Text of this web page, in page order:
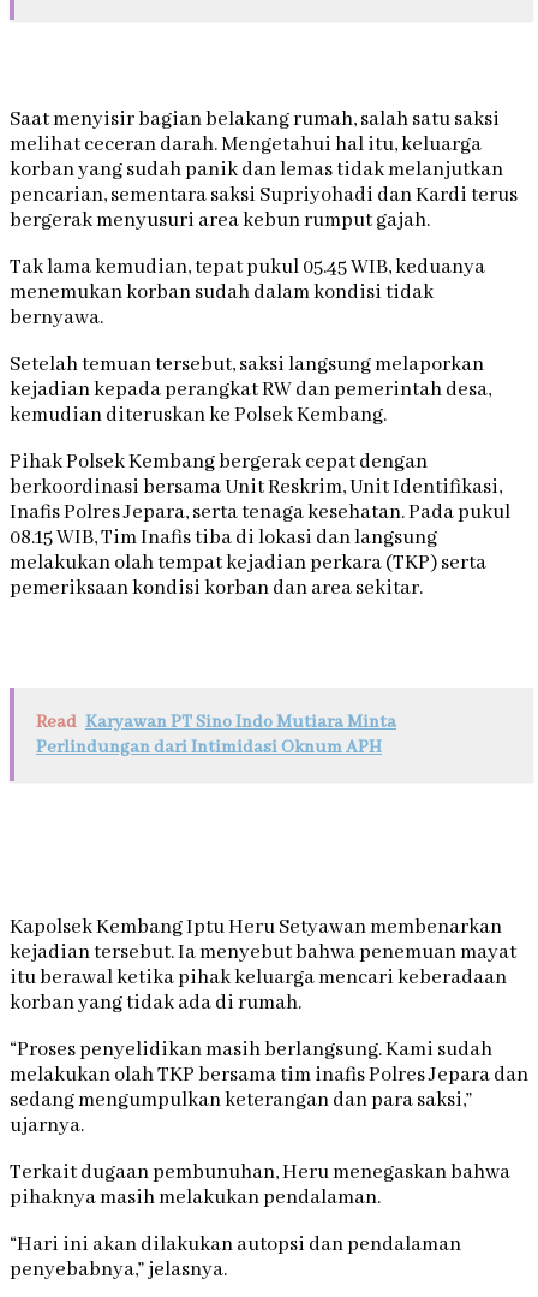
Saat menyisir bagian belakang rumah, salah satu saksi
melihat ceceran darah. Mengetahui hal itu, keluarga
korban yang sudah panik dan lemas tidak melanjutkan
pencarian, sementara saksi Supriyohadi dan Kardi terus
bergerak menyusuri area kebun rumput gajah.
Tak lama kemudian, tepat pukul 05.45 WIB, keduanya
menemukan korban sudah dalam kondisi tidak
bernyawa.
Setelah temuan tersebut, saksi langsung melaporkan
kejadian kepada perangkat RW dan pemerintah desa,
kemudian diteruskan ke Polsek Kembang.
Pihak Polsek Kembang bergerak cepat dengan
berkoordinasi bersama Unit Reskrim, Unit Identifikasi,
Inafis Polres Jepara, serta tenaga kesehatan. Pada pukul
08.15 WIB, Tim Inafis tiba di lokasi dan langsung
melakukan olah tempat kejadian perkara (TKP) serta
pemeriksaan kondisi korban dan area sekitar.
Read Karyawan PT Sino Indo Mutiara Minta
Perlindungan dari Intimidasi Oknum APH
Kapolsek Kembang Iptu Heru Setyawan membenarkan
kejadian tersebut. Ia menyebut bahwa penemuan mayat
itu berawal ketika pihak keluarga mencari keberadaan
korban yang tidak ada di rumah.
“Proses penyelidikan masih berlangsung. Kami sudah
melakukan olah TKP bersama tim inafis Polres Jepara dan
sedang mengumpulkan keterangan dan para saksi,”
ujarnya.
Terkait dugaan pembunuhan, Heru menegaskan bahwa
pihaknya masih melakukan pendalaman.
“Hari ini akan dilakukan autopsi dan pendalaman
penyebabnya,” jelasnya.